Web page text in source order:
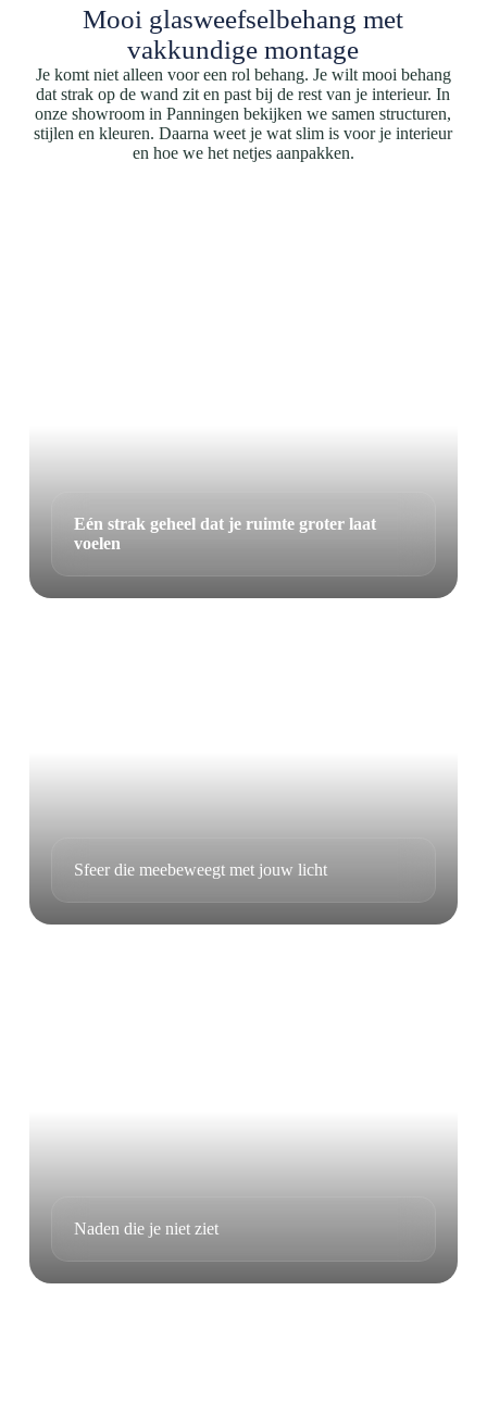
Mooi glasweefselbehang met
vakkundige montage
Je komt niet alleen voor een rol behang. Je wilt mooi behang
dat strak op de wand zit en past bij de rest van je interieur. In
onze showroom in Panningen bekijken we samen structuren,
stijlen en kleuren. Daarna weet je wat slim is voor je interieur
en hoe we het netjes aanpakken.
Eén strak geheel dat je ruimte groter laat
voelen
Sfeer die meebeweegt met jouw licht
Naden die je niet ziet